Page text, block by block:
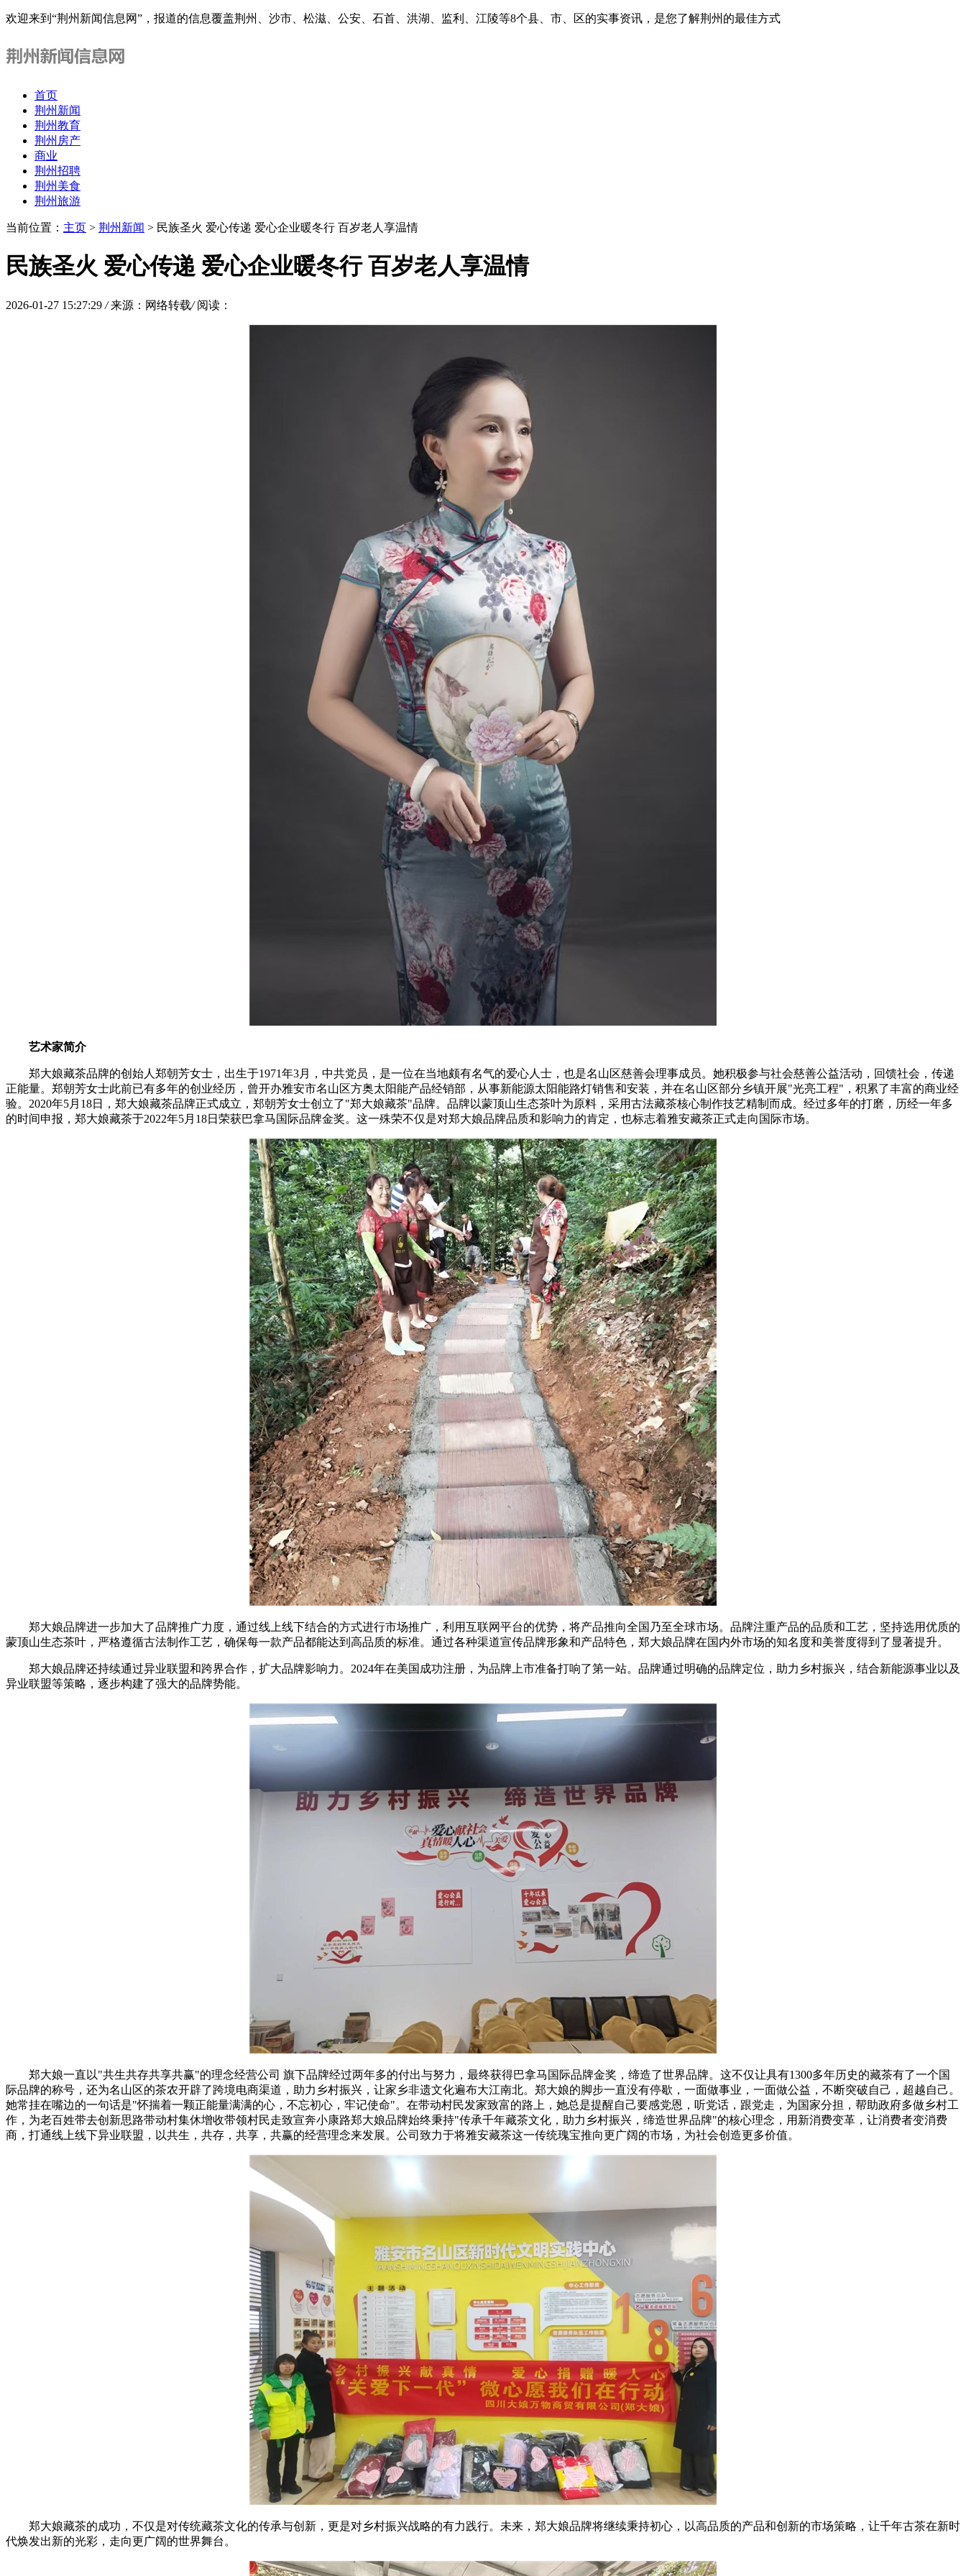
欢迎来到“荆州新闻信息网”，报道的信息覆盖荆州、沙市、松滋、公安、石首、洪湖、监利、江陵等8个县、市、区的实事资讯，是您了解荆州的最佳方式
首页
荆州新闻
荆州教育
荆州房产
商业
荆州招聘
荆州美食
荆州旅游
当前位置： 主页 > 荆州新闻 > 民族圣火 爱心传递 爱心企业暖冬行 百岁老人享温情
民族圣火 爱心传递 爱心企业暖冬行 百岁老人享温情
2026-01-27 15:27:29 / 来源：网络转载/ 阅读：
艺术家简介
郑大娘藏茶品牌的创始人郑朝芳女士，出生于1971年3月，中共党员，是一位在当地颇有名气的爱心人士，也是名山区慈善会理事成员。她积极参与社会慈善公益活动，回馈社会，传递
正能量。郑朝芳女士此前已有多年的创业经历，曾开办雅安市名山区方奥太阳能产品经销部，从事新能源太阳能路灯销售和安装，并在名山区部分乡镇开展"光亮工程"，积累了丰富的商业经
验。2020年5月18日，郑大娘藏茶品牌正式成立，郑朝芳女士创立了"郑大娘藏茶"品牌。品牌以蒙顶山生态茶叶为原料，采用古法藏茶核心制作技艺精制而成。经过多年的打磨，历经一年多
的时间申报，郑大娘藏茶于2022年5月18日荣获巴拿马国际品牌金奖。这一殊荣不仅是对郑大娘品牌品质和影响力的肯定，也标志着雅安藏茶正式走向国际市场。
郑大娘品牌进一步加大了品牌推广力度，通过线上线下结合的方式进行市场推广，利用互联网平台的优势，将产品推向全国乃至全球市场。品牌注重产品的品质和工艺，坚持选用优质的
蒙顶山生态茶叶，严格遵循古法制作工艺，确保每一款产品都能达到高品质的标准。通过各种渠道宣传品牌形象和产品特色，郑大娘品牌在国内外市场的知名度和美誉度得到了显著提升。
郑大娘品牌还持续通过异业联盟和跨界合作，扩大品牌影响力。2024年在美国成功注册，为品牌上市准备打响了第一站。品牌通过明确的品牌定位，助力乡村振兴，结合新能源事业以及
异业联盟等策略，逐步构建了强大的品牌势能。
郑大娘一直以"共生共存共享共赢"的理念经营公司 旗下品牌经过两年多的付出与努力，最终获得巴拿马国际品牌金奖，缔造了世界品牌。这不仅让具有1300多年历史的藏茶有了一个国
际品牌的称号，还为名山区的茶农开辟了跨境电商渠道，助力乡村振兴，让家乡非遗文化遍布大江南北。郑大娘的脚步一直没有停歇，一面做事业，一面做公益，不断突破自己，超越自己。
她常挂在嘴边的一句话是"怀揣着一颗正能量满满的心，不忘初心，牢记使命"。在带动村民发家致富的路上，她总是提醒自己要感党恩，听党话，跟党走，为国家分担，帮助政府多做乡村工
作，为老百姓带去创新思路带动村集休增收带领村民走致宣奔小康路郑大娘品牌始终秉持"传承千年藏茶文化，助力乡村振兴，缔造世界品牌"的核心理念，用新消费变革，让消费者变消费
商，打通线上线下异业联盟，以共生，共存，共享，共赢的经营理念来发展。公司致力于将雅安藏茶这一传统瑰宝推向更广阔的市场，为社会创造更多价值。
郑大娘藏茶的成功，不仅是对传统藏茶文化的传承与创新，更是对乡村振兴战略的有力践行。未来，郑大娘品牌将继续秉持初心，以高品质的产品和创新的市场策略，让千年古茶在新时
代焕发出新的光彩，走向更广阔的世界舞台。